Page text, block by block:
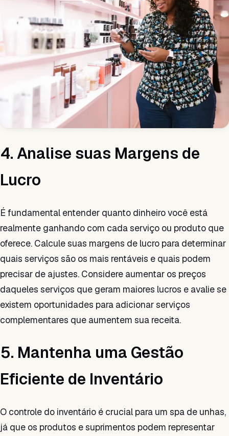
4. Analise suas Margens de
Lucro
É fundamental entender quanto dinheiro você está
realmente ganhando com cada serviço ou produto que
oferece. Calcule suas margens de lucro para determinar
quais serviços são os mais rentáveis e quais podem
precisar de ajustes. Considere aumentar os preços
daqueles serviços que geram maiores lucros e avalie se
existem oportunidades para adicionar serviços
complementares que aumentem sua receita.
5. Mantenha uma Gestão
Eficiente de Inventário
O controle do inventário é crucial para um spa de unhas,
já que os produtos e suprimentos podem representar